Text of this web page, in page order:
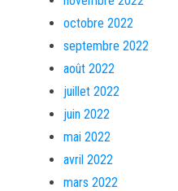
octobre 2022
septembre 2022
août 2022
juillet 2022
juin 2022
mai 2022
avril 2022
mars 2022